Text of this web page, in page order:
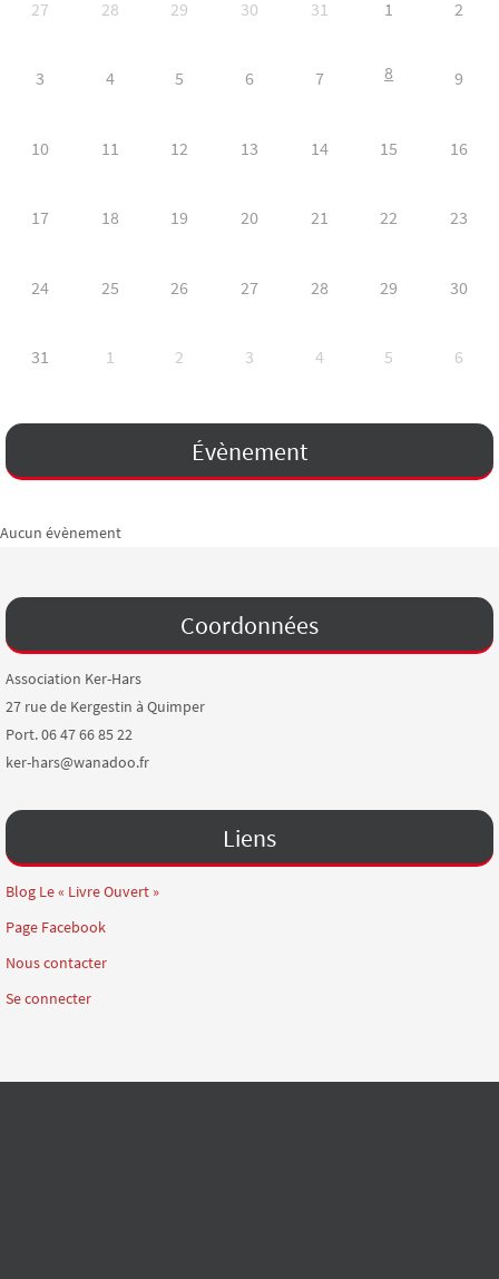
27 28 29 30 31 1 2
3 4 5 6 7 8 9
10 11 12 13 14 15 16
17 18 19 20 21 22 23
24 25 26 27 28 29 30
31 1 2 3 4 5 6
Évènement
Aucun évènement
Coordonnées
Association Ker-Hars
27 rue de Kergestin à Quimper
Port. 06 47 66 85 22
ker-hars@wanadoo.fr
Liens
Blog Le « Livre Ouvert »
Page Facebook
Nous contacter
Se connecter